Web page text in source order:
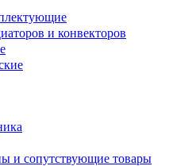
и конвекторов
и сопутствующие товары